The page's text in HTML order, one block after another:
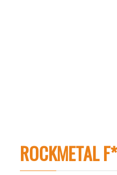
ROCKMETAL